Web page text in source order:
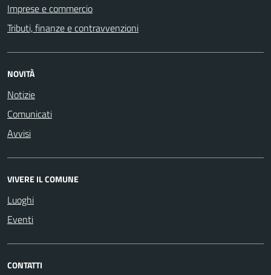
Imprese e commercio
Tributi, finanze e contravvenzioni
NOVITÀ
Notizie
Comunicati
Avvisi
VIVERE IL COMUNE
Luoghi
Eventi
CONTATTI